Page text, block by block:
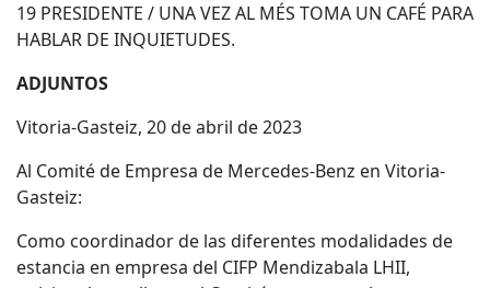
19 PRESIDENTE / UNA VEZ AL MÉS TOMA UN CAFÉ PARA
HABLAR DE INQUIETUDES.
ADJUNTOS
Vitoria-Gasteiz, 20 de abril de 2023
Al Comité de Empresa de Mercedes-Benz en Vitoria-
Gasteiz:
Como coordinador de las diferentes modalidades de
estancia en empresa del CIFP Mendizabala LHII,